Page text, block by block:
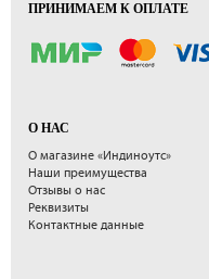
ПРИНИМАЕМ К ОПЛАТЕ
О НАС
О магазине «Индиноутс»
Наши преимущества
Отзывы о нас
Реквизиты
Контактные данные